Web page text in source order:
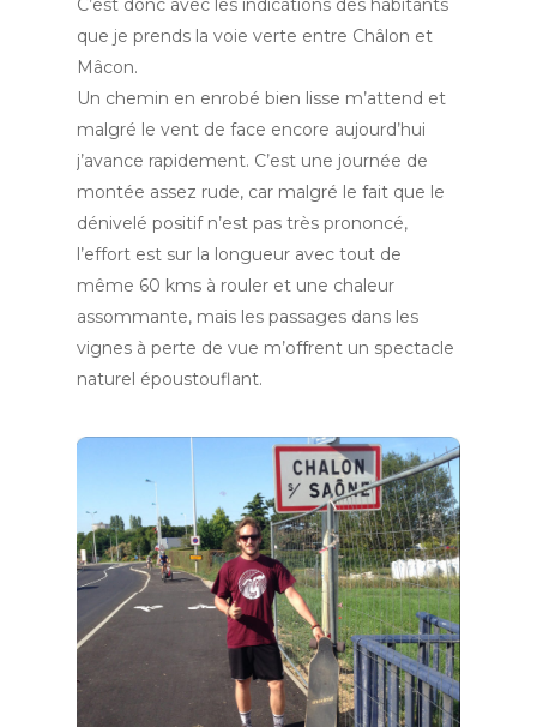
C’est donc avec les indications des habitants
que je prends la voie verte entre Châlon et
Mâcon.
Un chemin en enrobé bien lisse m’attend et
malgré le vent de face encore aujourd’hui
j’avance rapidement. C’est une journée de
montée assez rude, car malgré le fait que le
dénivelé positif n’est pas très prononcé,
l’effort est sur la longueur avec tout de
même 60 kms à rouler et une chaleur
assommante, mais les passages dans les
vignes à perte de vue m’offrent un spectacle
naturel époustouflant.